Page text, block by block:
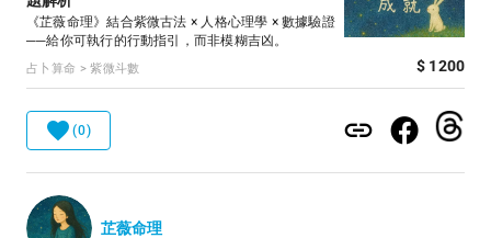
《芷薇命理》結合紫微古法 × 人格心理學 × 數據驗證
──給你可執行的行動指引，而非模糊吉凶。
占卜算命 > 紫微斗數 $ 1200
(0)
芷薇命理